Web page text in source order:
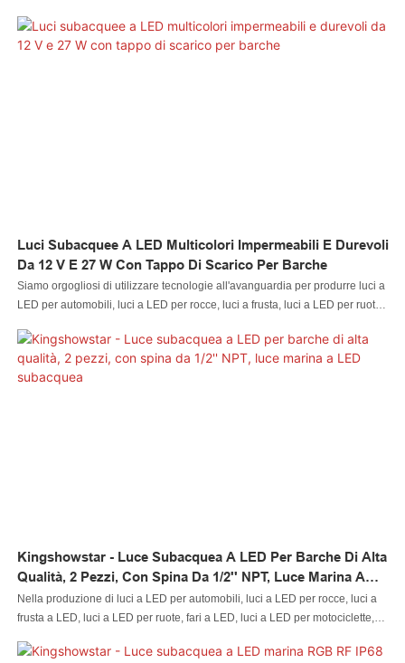
prodotti simili sul mercato, presenta vantaggi eccezionali e incomparabili in
termini di prestazioni, qualità, aspetto, ecc. e gode di un'ottima reputazione
Luci Subacquee A LED Multicolori Impermeabili E Durevoli
Da 12 V E 27 W Con Tappo Di Scarico Per Barche
Siamo orgogliosi di utilizzare tecnologie all'avanguardia per produrre luci a
LED per automobili, luci a LED per rocce, luci a frusta, luci a LED per ruote,
cavi a LED e controller a LED. Nel campo dei sistemi di illuminazione per
auto, è ampiamente utilizzato e altamente accettato
Kingshowstar - Luce Subacquea A LED Per Barche Di Alta
Qualità, 2 Pezzi, Con Spina Da 1/2'' NPT, Luce Marina A
LED Subacquea
Nella produzione di luci a LED per automobili, luci a LED per rocce, luci a
frusta a LED, luci a LED per ruote, fari a LED, luci a LED per motociclette,
utilizzate diverse tecnologie sofisticate. Con il miglioramento delle